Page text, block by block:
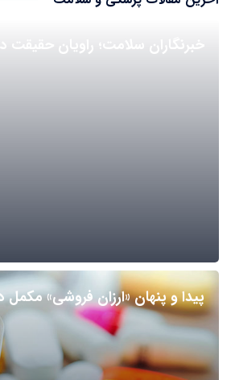
خبرنگاران سلامت؛ راویان حقیقت
پیدا و پنهان «ارزان فروشی» مکمل